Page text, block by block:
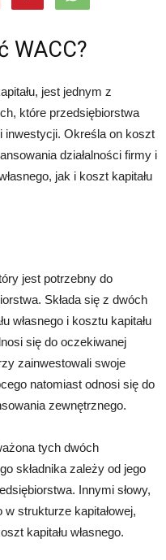
WACC?
jest jednym z
które przedsiębiorstwa
inwestycji. Określa on koszt
działalności firmy i
jak i koszt kapitału
jest potrzebny do
Składa się z dwóch
własnego i kosztu kapitału
się do oczekiwanej
zainwestowali swoje
natomiast odnosi się do
zewnętrznego.
tych dwóch
składnika zależy od jego
Innymi słowy,
w strukturze kapitałowej,
kapitału własnego.